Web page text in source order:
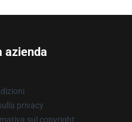
azienda
privacy
sul copyright